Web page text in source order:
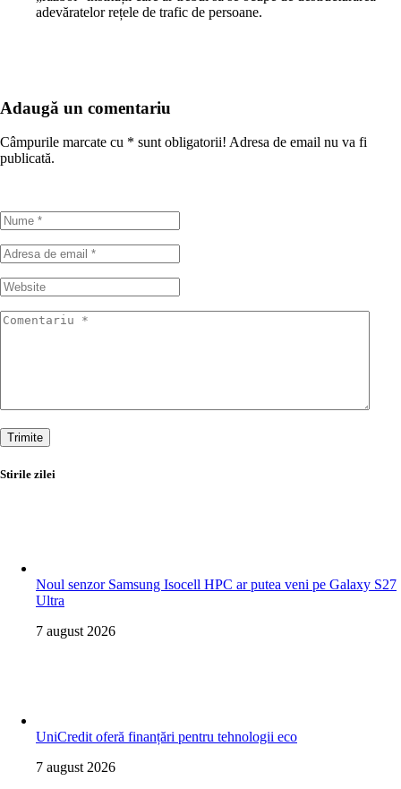
adevăratelor rețele de trafic de persoane.
Adaugă un comentariu
Câmpurile marcate cu * sunt obligatorii! Adresa de email nu va fi
publicată.
Trimite
Stirile zilei
Noul senzor Samsung Isocell HPC ar putea veni pe Galaxy S27
Ultra
7 august 2026
UniCredit oferă finanțări pentru tehnologii eco
7 august 2026